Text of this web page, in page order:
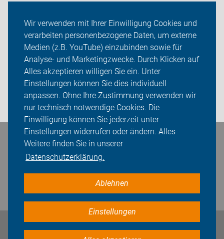
Wir verwenden mit Ihrer Einwilligung Cookies und
verarbeiten personenbezogene Daten, um externe
Medien (z.B. YouTube) einzubinden sowie für
Analyse- und Marketingzwecke. Durch Klicken auf
Alles akzeptieren willigen Sie ein. Unter
Einstellungen können Sie dies individuell
anpassen. Ohne Ihre Zustimmung verwenden wir
nur technisch notwendige Cookies. Die
Einwilligung können Sie jederzeit unter
Einstellungen widerrufen oder ändern. Alles
Weitere finden Sie in unserer
Datenschutzerklärung.
Ablehnen
Einstellungen
Über uns
Sei dabei
Presse
Login
Bleiben Sie in Kontakt